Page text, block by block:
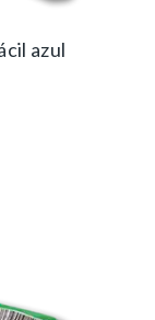
azul